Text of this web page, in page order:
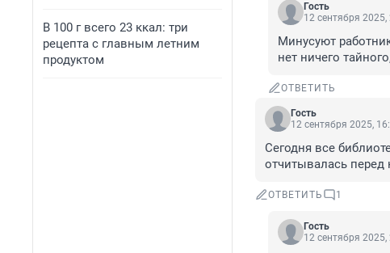
В 100 г всего 23 ккал: три
рецепта с главным летним
продуктом
Гость
12 сентября 2025,
Минусуют
нет ничего
ОТВЕТИТЬ
Гость
12 сентября 2025,
Сегодня все
отчитывалась
ОТВЕТИТЬ 1
Гость
12 сентября 2025,